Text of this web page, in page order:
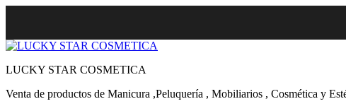
LUCKY STAR COSMETICA
Venta de productos de Manicura ,Peluquería , Mobiliarios , Cosmética y